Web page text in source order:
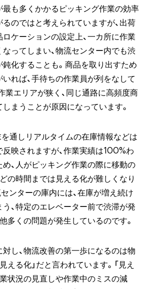
最も多くかかるピッキング作業の効率
のではと考えられていますが、出荷
ケーションの設定上、一カ所に作業
なってしまい、物流センター内でも渋
化することも。商品を取り出すため
れば、手待ちの作業員が列をなして
業エリアが狭く、同じ通路に高頻度商
まうことが原因になっています。
通しリアルタイムの在庫情報などは
映されますが、作業実績は100%わ
、人がピッキング作業の際に移動の
の時間までは見える化が難しくなり
ンターの庫内には、在庫が増え続け
、特定のエレベーター前で渋滞が発
多くの問題が発生しているのです。
し、物流改善の第一歩になるのは物
える化」だと言われています。「見え
状況の見直しや作業中のミスの減